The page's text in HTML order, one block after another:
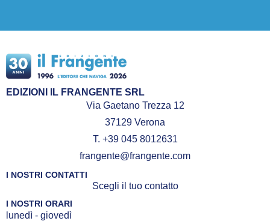
EDIZIONI IL FRANGENTE SRL
Via Gaetano Trezza 12
37129 Verona
T. +39 045 8012631
frangente@frangente.com
I NOSTRI CONTATTI
Scegli il tuo contatto
I NOSTRI ORARI
lunedì - giovedì